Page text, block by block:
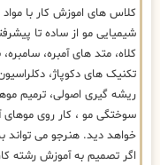
کلاس های اموزش کار با مواد
شیمیایی مو از ساده تا
کلاه، متد های آمبره،
تکنیک های دکوپاژ،
ریشه گیری اصولی، ترمیم
سوختگی مو ، کار روی
خواهد دید. هنرجو می تواند
اگر تصمیم به آموزش رشته